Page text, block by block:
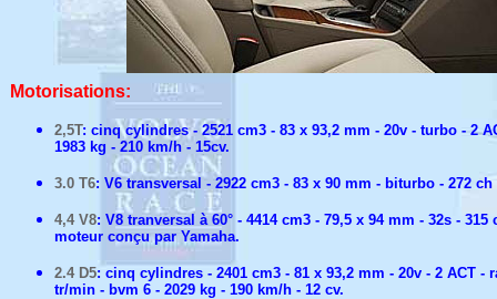
Motorisations:
2,5T: cinq cylindres - 2521 cm3 - 83 x 93,2 mm - 20v - turbo - 2
1983 kg - 210 km/h - 15cv.
3.0 T6: V6 transversal - 2922 cm3 - 83 x 90 mm - biturbo - 272
4,4 V8: V8 tranversal à 60° - 4414 cm3 - 79,5 x 94 mm - 32s -
moteur conçu par Yamaha.
2.4 D5: cinq cylindres - 2401 cm3 - 81 x 93,2 mm - 20v - 2 ACT
tr/min - bvm 6 - 2029 kg - 190 km/h - 12 cv.